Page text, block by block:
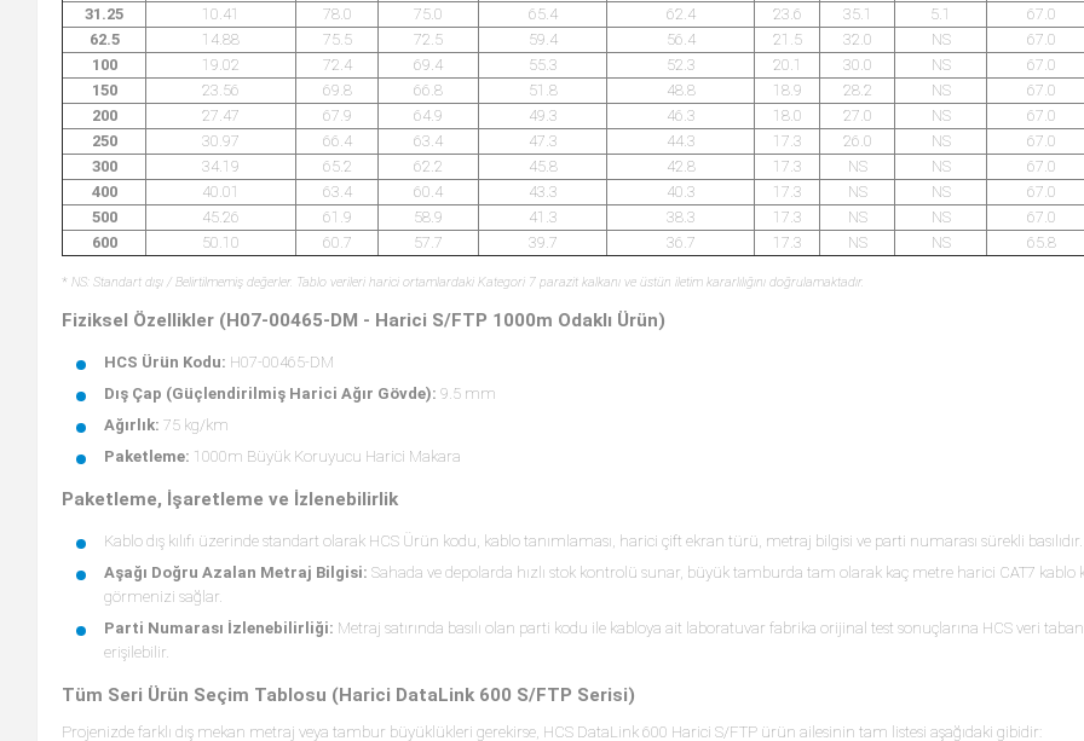
31.25
10.41 78.0 75.0 65.4 62.4 23.6 35.1 5.1 67.0
62.5
14.88 75.5 72.5 59.4 56.4 21.5 32.0 NS 67.0
100
19.02 72.4 69.4 55.3 52.3 20.1 30.0 NS 67.0
150
23.56 69.8 66.8 51.8 48.8 18.9 28.2 NS 67.0
200
27.47 67.9 64.9 49.3 46.3 18.0 27.0 NS 67.0
250
30.97 66.4 63.4 47.3 44.3 17.3 26.0 NS 67.0
300
34.19 65.2 62.2 45.8 42.8 17.3 NS NS 67.0
400
40.01 63.4 60.4 43.3 40.3 17.3 NS NS 67.0
500
45.26 61.9 58.9 41.3 38.3 17.3 NS NS 67.0
600
50.10 60.7 57.7 39.7 36.7 17.3 NS NS 65.8
* NS: Standart dışı / Belirtilmemiş değerler. Tablo verileri harici ortamlardaki Kategori 7 parazit kalkanı ve üstün iletim kararlılığını doğrulamaktadır.
Fiziksel Özellikler (H07-00465-DM - Harici S/FTP 1000m Odaklı Ürün)
HCS Ürün Kodu: H07-00465-DM
Dış Çap (Güçlendirilmiş Harici Ağır Gövde): 9.5 mm
Ağırlık: 75 kg/km
Paketleme: 1000m Büyük Koruyucu Harici Makara
Paketleme, İşaretleme ve İzlenebilirlik
Kablo dış kılıfı üzerinde standart olarak HCS Ürün kodu, kablo tanımlaması, harici çift ekran türü, metraj bilgisi ve parti numarası sürekli basılıdır.
Aşağı Doğru Azalan Metraj Bilgisi: Sahada ve depolarda hızlı stok kontrolü sunar, büyük tamburda tam olarak kaç metre harici CAT7 kablo
görmenizi sağlar.
Parti Numarası İzlenebilirliği: Metraj satırında basılı olan parti kodu ile kabloya ait laboratuvar fabrika orijinal test sonuçlarına HCS veri
erişilebilir.
Tüm Seri Ürün Seçim Tablosu (Harici DataLink 600 S/FTP Serisi)
Projenizde farklı dış mekan metraj veya tambur büyüklükleri gerekirse, HCS DataLink 600 Harici S/FTP ürün ailesinin tam listesi aşağıdaki gibidir: